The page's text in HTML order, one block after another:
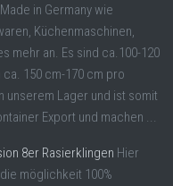
in Germany wie
Küchenmaschinen,
mehr an. Es sind ca.100-120
150 cm-170 cm pro
unserem Lager und ist somit
Export und machen ...
8er Rasierklingen Hier
möglichkeit 100%